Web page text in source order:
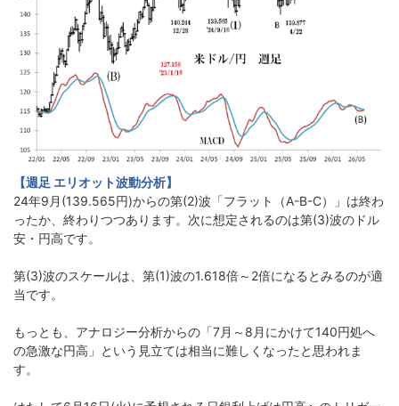
【週足 エリオット波動分析】
24年9月(139.565円)からの第(2)波「フラット（A-B-C）」は終わ
ったか、終わりつつあります。次に想定されるのは第(3)波のドル
安・円高です。
第(3)波のスケールは、第(1)波の1.618倍～2倍になるとみるのが適
当です。
もっとも、アナロジー分析からの「7月～8月にかけて140円処へ
の急激な円高」という見立ては相当に難しくなったと思われま
す。